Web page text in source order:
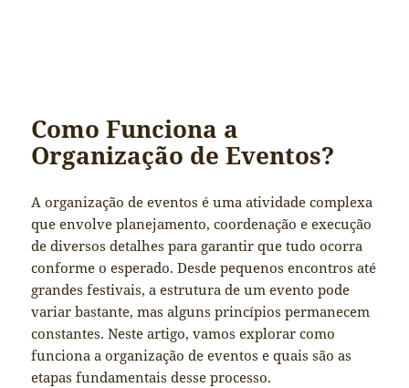
Como Funciona a
Organização de Eventos?
A organização de eventos é uma atividade complexa
que envolve planejamento, coordenação e execução
de diversos detalhes para garantir que tudo ocorra
conforme o esperado. Desde pequenos encontros até
grandes festivais, a estrutura de um evento pode
variar bastante, mas alguns princípios permanecem
constantes. Neste artigo, vamos explorar como
funciona a organização de eventos e quais são as
etapas fundamentais desse processo.